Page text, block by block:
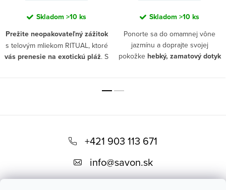
Skladom >10 ks
Prežite neopakovateľný zážitok
s telovým mliekom RITUAL, ktoré
vás prenesie na exotickú pláž. S
RITUALnie je len
spája vôňu,
hydratáciu a vyživujúcu
Skladom >10 ks
Ponorte sa do omamnej vône
jazmínu a doprajte svojej
pokožke hebký, zamatový dotyk
prepožičia jej nádhernú
telový masážny olej je výnimočný
ä
+421 903 113 671
info@savon.sk